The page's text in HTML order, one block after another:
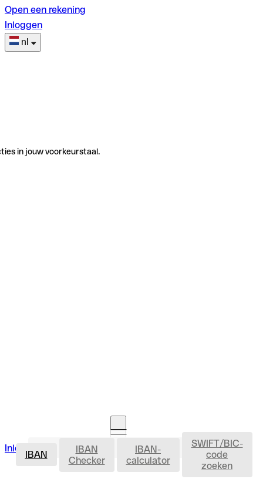
Open een rekening
Inloggen
nl
in jouw voorkeurstaal.
Inloggen Rekening openen IBAN
IBAN
IBAN
Checker
IBAN-
calculator
SWIFT/BIC-
code
zoeken